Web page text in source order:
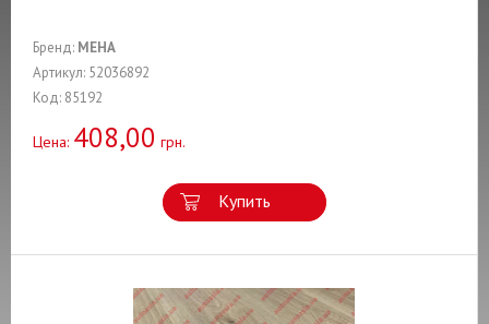
Бренд: MEHA
Артикул: 52036892
Код: 85192
Цена: 408,00 грн.
Купить